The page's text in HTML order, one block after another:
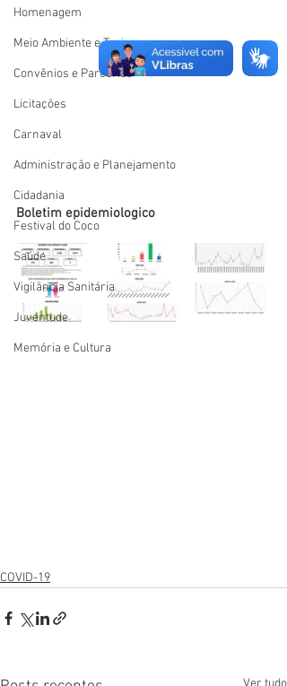
Homenagem
Meio Ambiente e Turismo
Convênios e Parcerias
Licitações
Carnaval
Administração e Planejamento
Cidadania
Festival do Coco
Saúde
Vigilãncia Sanitária
Juventude
Memória e Cultura
Boletim epidemiologico
COVID-19